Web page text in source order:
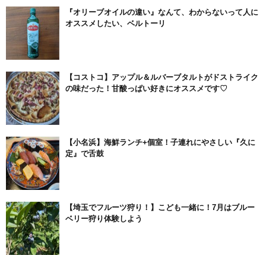
『オリーブオイルの違い』なんて、わからないって人に
オススメしたい、ベルトーリ
【コストコ】アップル＆ルバーブタルトがドストライク
の味だった！甘酸っぱい好きにオススメです♡
【小名浜】海鮮ランチ+個室！子連れにやさしい『久に
定』で舌鼓
【埼玉でフルーツ狩り！】こども一緒に！7月はブルー
ベリー狩り体験しよう